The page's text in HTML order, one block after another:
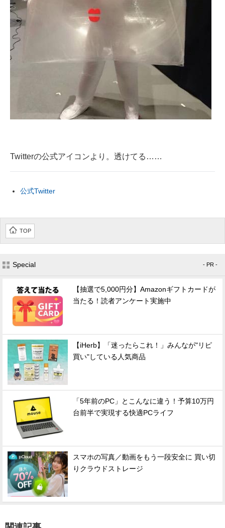
Twitterの公式アイコンより。透けてる……
公式Twitter
TOP
Special - PR -
【抽選で5,000円分】Amazonギフトカードが
当たる！読者アンケート実施中
【iHerb】「迷ったらこれ！」みんなが"リピ
買い"している人気商品
「5年前のPC」とこんなに違う！予算10万円
台前半で実現する快適PCライフ
スマホの写真／動画をもう一段安全に 買い切
りクラウドストレージ